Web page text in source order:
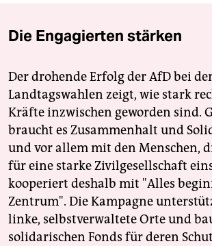
Die Engagierten stärken
Der drohende Erfolg der AfD bei
Landtagswahlen zeigt, wie stark
Kräfte inzwischen geworden sind.
braucht es Zusammenhalt und
und vor allem mit den Menschen,
für eine starke Zivilgesellschaft
kooperiert deshalb mit "Alles
Zentrum". Die Kampagne
linke, selbstverwaltete Orte und
solidarischen Fonds für deren